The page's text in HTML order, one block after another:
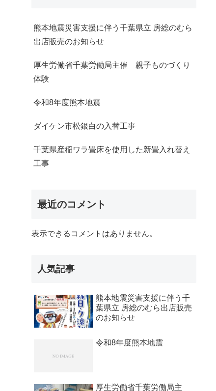
熊本地震災害支援に伴う千葉県立 房総のむら
出店販売のお知らせ
厚生労働省千葉労働局主催 親子ものづくり
体験
令和8年度熊本地震
ダイケン市松銀白の入替工事
千葉県産稲ワラ畳床を使用した新畳入れ替え
工事
最近のコメント
表示できるコメントはありません。
人気記事
熊本地震災害支援に伴う千
葉県立 房総のむら出店販売
のお知らせ
令和8年度熊本地震
厚生労働省千葉労働局主